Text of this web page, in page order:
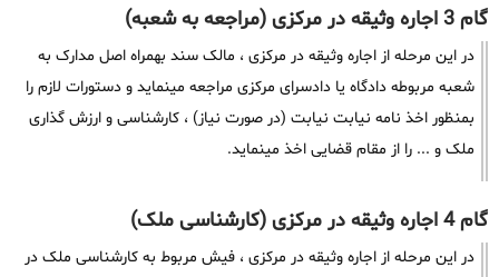
گام 3 اجاره وثیقه در مرکزی (مراجعه به شعبه)
در این مرحله از اجاره وثیقه در مرکزی ، مالک سند بهمراه اصل مدارک به
شعبه مربوطه دادگاه یا دادسرای مرکزی مراجعه مینماید و دستورات لازم را
بمنظور اخذ نامه نیابت نیابت (در صورت نیاز) ، کارشناسی و ارزش گذاری
ملک و ... را از مقام قضایی اخذ مینماید.
گام 4 اجاره وثیقه در مرکزی (کارشناسی ملک)
در این مرحله از اجاره وثیقه در مرکزی ، فیش مربوط به کارشناسی ملک در